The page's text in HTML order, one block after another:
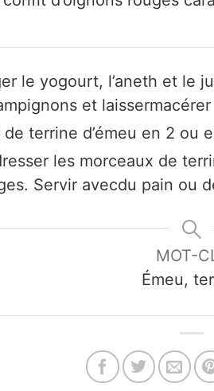
le yogourt, l’aneth et le
et laissermacérer
terrine d’émeu en 2 ou
les morceaux de
Servir avecdu pain ou
MOT-
Émeu,